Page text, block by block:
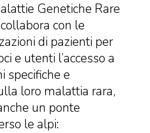
Genetiche Rare
con le
di pazienti per
e utenti l’accesso a
specifiche e
loro malattia rara,
un ponte
le alpi: